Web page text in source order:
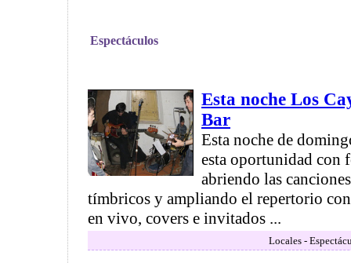
Espectáculos
Esta noche Los
Bar
Esta noche de
esta oportunidad con
abriendo las
tímbricos y ampliando el repertorio
en vivo, covers e invitados ...
Locales -